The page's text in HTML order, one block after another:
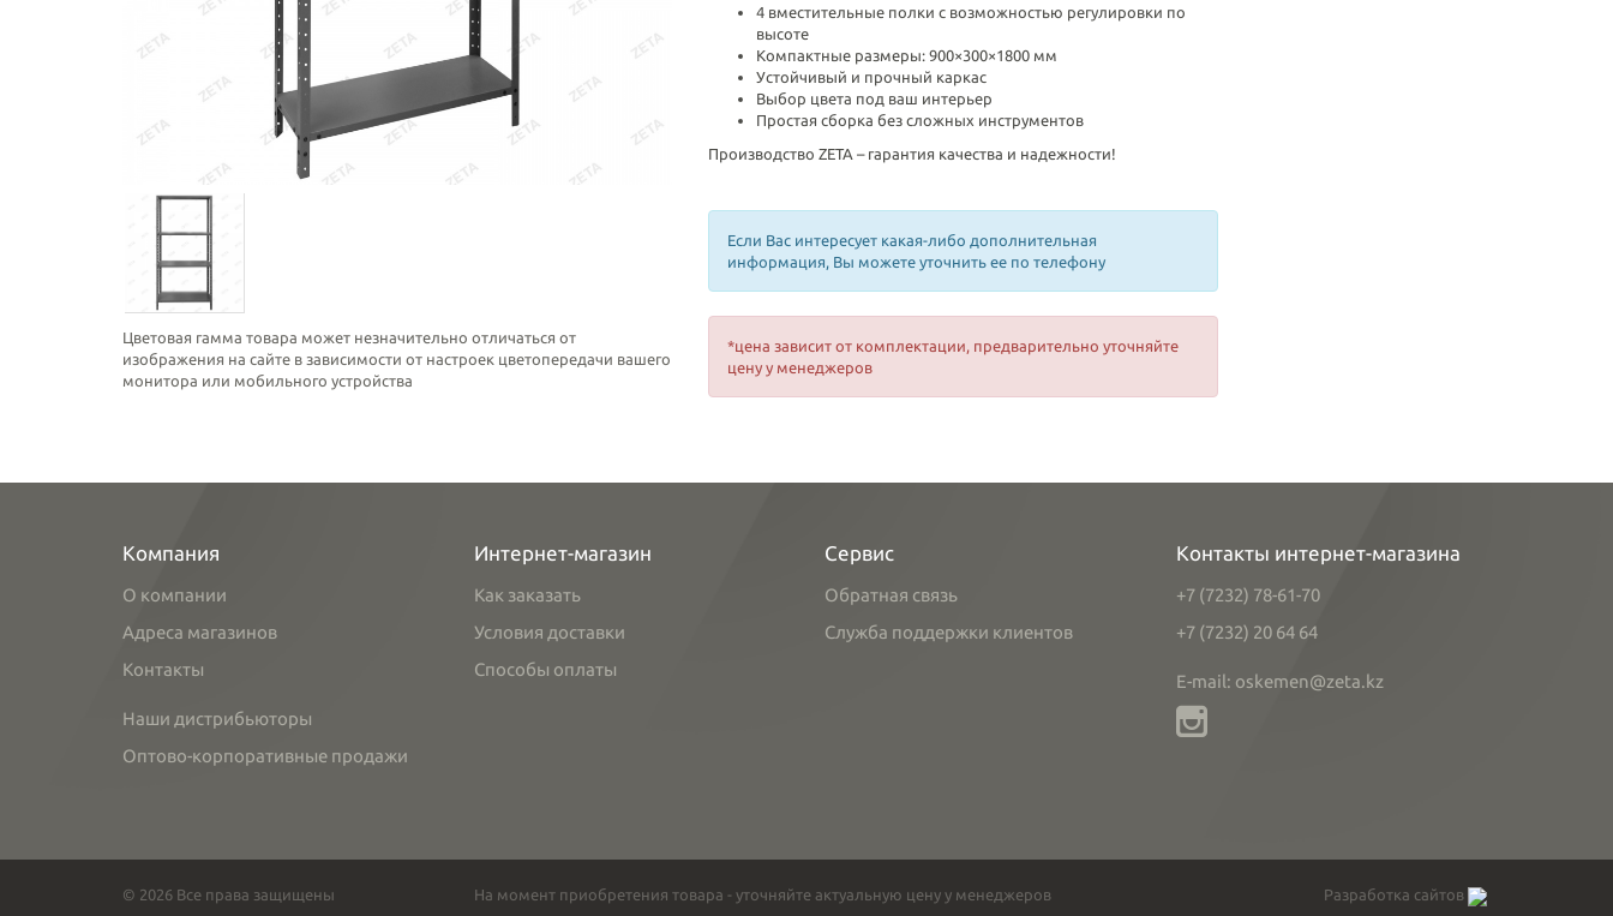
Цветовая гамма товара может незначительно отличаться от
изображения на сайте в зависимости от настроек цветопередачи вашего
монитора или мобильного устройства
4 вместительные полки с возможностью регулировки по
высоте
Компактные размеры: 900×300×1800 мм
Устойчивый и прочный каркас
Выбор цвета под ваш интерьер
Простая сборка без сложных инструментов
Производство ZETA – гарантия качества и надежности!
Если Вас интересует какая-либо дополнительная
информация, Вы можете уточнить ее по телефону
*цена зависит от комплектации, предварительно уточняйте
цену у менеджеров
Компания
О компании
Адреса магазинов
Контакты
Наши дистрибьюторы
Оптово-корпоративные продажи
Интернет-магазин
Как заказать
Условия доставки
Способы оплаты
Сервис
Обратная связь
Служба поддержки клиентов
Контакты интернет-магазина
+7 (7232) 78-61-70
+7 (7232) 20 64 64
E-mail: oskemen@zeta.kz
© 2026 Все права защищены На момент приобретения товара - уточняйте актуальную цену у менеджеров Разработка сайтов